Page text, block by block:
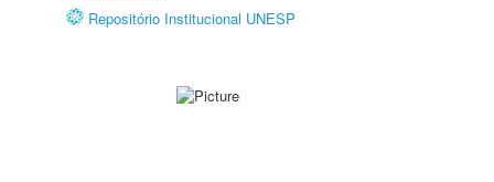
Repositório Institucional UNESP